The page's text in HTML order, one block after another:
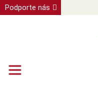
Podporte nás